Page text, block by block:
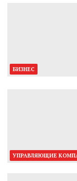
БИЗНЕС
УПРАВЛЯЮЩИЕ